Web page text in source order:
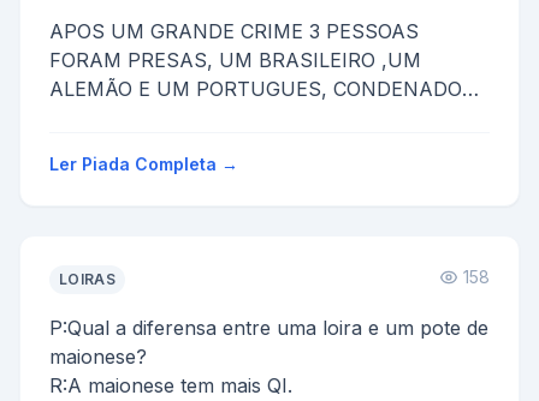
APOS UM GRANDE CRIME 3 PESSOAS
FORAM PRESAS, UM BRASILEIRO ,UM
ALEMÃO E UM PORTUGUES, CONDENADOS
Ler Piada Completa →
LOIRAS 158
P:Qual a diferensa entre uma loira e um pote de
maionese?
R:A maionese tem mais QI.